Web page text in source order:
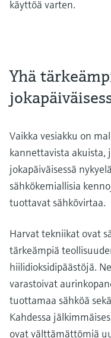
käyttöä varten.
Yhä
Vaikka vesiakku on
kannettavista akuista,
jokapäiväisessä
sähkökemiallisia
tuottavat sähkövirtaa.
Harvat tekniikat ovat
tärkeämpiä
hiilidioksidipäästöjä.
varastoivat
tuottamaa sähköä
Kahdessa
ovat välttämättömiä